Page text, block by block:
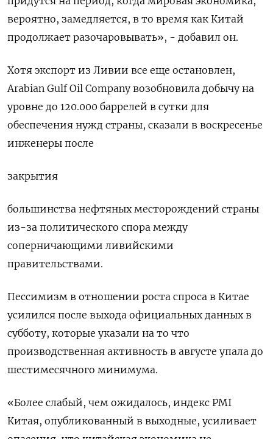
вероятно, замедляется, в то время как Китай
продолжает разочаровывать», - добавил он.
Хотя экспорт из Ливии все еще остановлен,
Arabian Gulf Oil Company возобновила добычу на
уровне до 120.000 баррелей в сутки для
обеспечения нужд страны, сказали в воскресенье
инженеры после
закрытия
большинства нефтяных месторождений страны
из-за политического спора между
соперничающими ливийскими
правительствами.
Пессимизм в отношении роста спроса в Китае
усилился после выхода официальных данных в
субботу, которые указали на то что
производственная активность в августе упала до
шестимесячного минимума.
«Более слабый, чем ожидалось, индекс PMI
Китая, опубликованный в выходные, усиливает